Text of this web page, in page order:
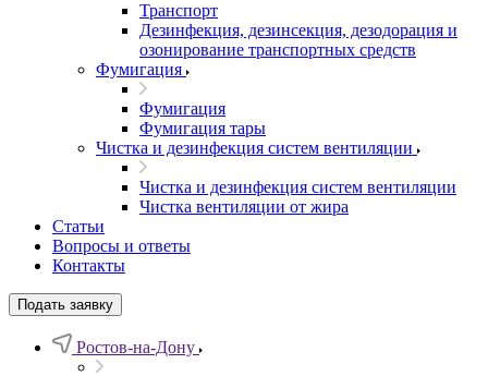
Транспорт
Дезинфекция, дезинсекция, дезодорация и
озонирование транспортных средств
Фумигация
Фумигация
Фумигация тары
Чистка и дезинфекция систем вентиляции
Чистка и дезинфекция систем вентиляции
Чистка вентиляции от жира
Статьи
Вопросы и ответы
Контакты
Подать заявку
Ростов-на-Дону